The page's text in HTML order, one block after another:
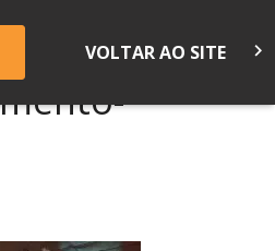
VOLTAR AO SITE keyboard_arrow_right